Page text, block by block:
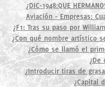
¿DIC-1948:QUE
Aviación - Empresas:
¿F1: Tras su paso por
¿Con qué nombre artístico
¿Cómo se llamó el
¿De
¿Introducir tiras de
¿Capital